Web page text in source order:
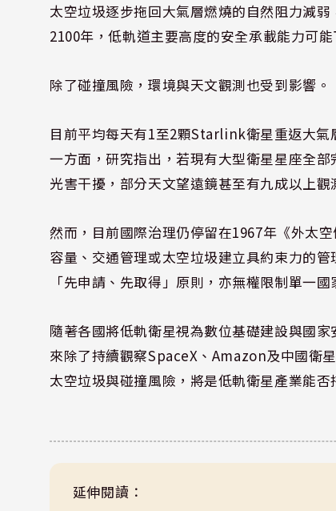
太空垃圾逐步拖回大氣層燃燒的自然阻力減
2100年，低軌道主要高度的安全承載能力可
除了碰撞風險，環境與天文觀測也受到影響。
目前平均每天有1至2顆Starlink衛星重返大氣
一方面，研究指出，若現有大型衛星星座全
光害干擾，部分天文望遠鏡甚至有九成以上觀
然而，目前國際治理仍停留在1967年《外太
容量、交通管理或太空垃圾建立具約束力的
「先申請、先取得」原則，亦無權限制單一
隨著各國將低軌衛星視為數位基礎建設與國
來除了持續觀察SpaceX、Amazon及中國衛
太空垃圾與碰撞風險，將是低軌衛星產業能否
延伸閱讀：